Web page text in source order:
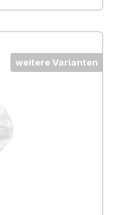
weitere Varianten